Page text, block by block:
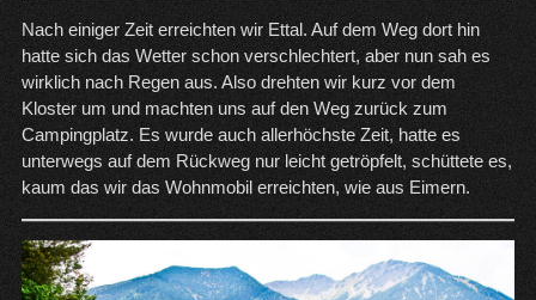
Nach einiger Zeit erreichten wir Ettal. Auf dem Weg dort hin
hatte sich das Wetter schon verschlechtert, aber nun sah es
wirklich nach Regen aus. Also drehten wir kurz vor dem
Kloster um und machten uns auf den Weg zurück zum
Campingplatz. Es wurde auch allerhöchste Zeit, hatte es
unterwegs auf dem Rückweg nur leicht getröpfelt, schüttete es,
kaum das wir das Wohnmobil erreichten, wie aus Eimern.